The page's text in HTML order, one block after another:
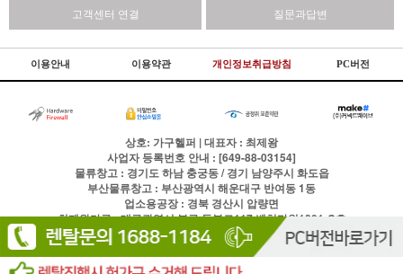
고객센터 연결 질문과답변
이용안내 이용약관 개인정보취급방침 PC버전
상호: 가구헬퍼 | 대표자 : 최제왕
사업자 등록번호 안내 : [649-88-03154]
물류창고 : 경기도 하남 충궁동 / 경기 남양주시 화도읍
부산물류창고 : 부산광역시 해운대구 반여동 1동
업소용공장 : 경북 경산시 압량면
최제왕가구 : 대구광역시 북구 동북로117 벤처타워1301-C호
상표등록 : 제2010-0020284호
통신판매업신고번호:제2024-대구북구-0168호
전화1688-1184팩스